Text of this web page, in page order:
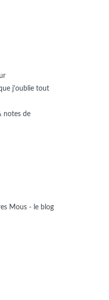
j'oublie tout
notes de
Mous - le blog